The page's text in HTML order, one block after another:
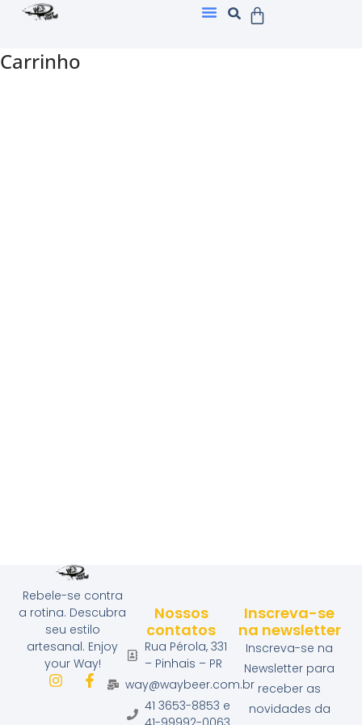
Carrinho
Rebele-se contra
a rotina. Descubra
seu estilo
artesanal. Enjoy
your Way!
Nossos
contatos
Rua Pérola, 331
– Pinhais – PR
way@waybeer.com.br
41 3653-8853 e
Inscreva-se
na newsletter
Inscreva-se na
Newsletter para
receber as
novidades da